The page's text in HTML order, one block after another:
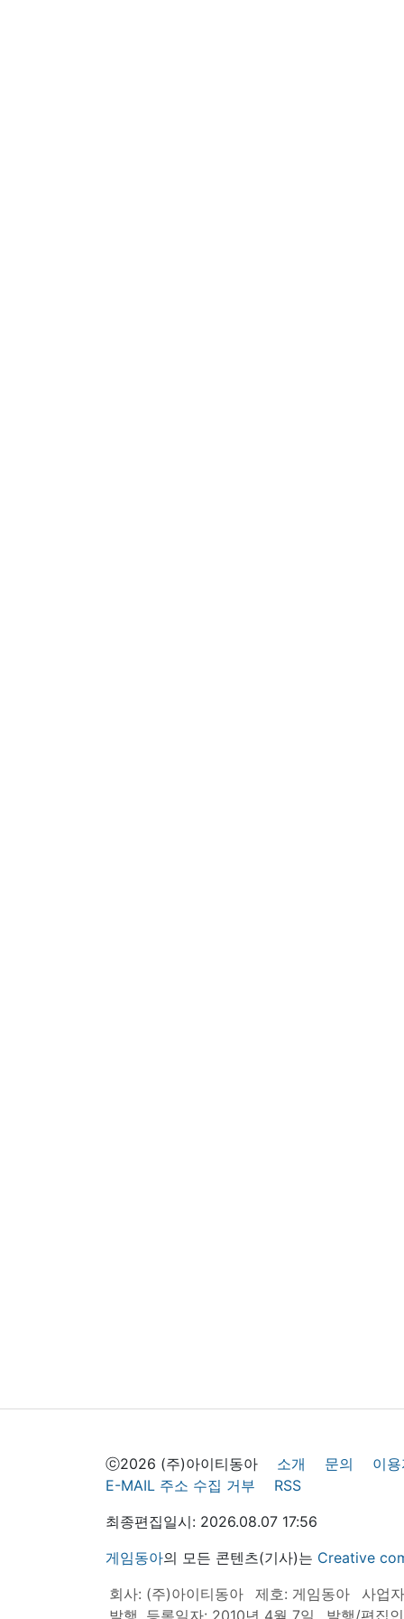
ⓒ2026 (주)아이티동아 소개 문의
이
E-MAIL 주소 수집 거부
RSS
최종편집일시: 2026.08.07 17:56
게임동아의 모든 콘텐츠(기사)는 Creative
회사: (주)아이티동아
제호: 게임동아
사업
발행, 등록일자: 2010년 4월 7일
발행/편집